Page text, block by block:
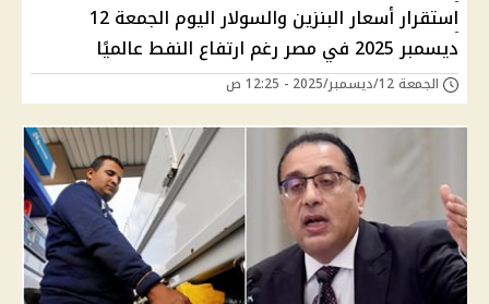
استقرار أسعار البنزين والسولار اليوم الجمعة 12
ديسمبر 2025 في مصر رغم ارتفاع النفط عالميًا
الجمعة 12/ديسمبر/2025 - 12:25 ص